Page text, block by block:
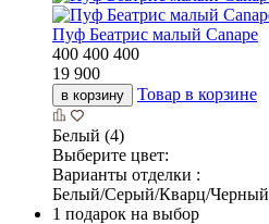
Пуф Беатрис малый Canape
400 400 400
19 900
в корзину Товар в корзине
Белый (4)
Выберите цвет:
Варианты отделки :
Белый/Серый/Кварц/Черный
1 подарок на выбор